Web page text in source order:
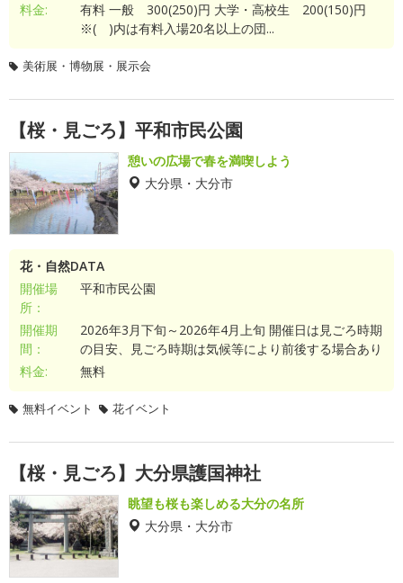
料金:
有料 一般 300(250)円 大学・高校生 200(150)円
※( )内は有料入場20名以上の団...
美術展・博物展・展示会
【桜・見ごろ】平和市民公園
憩いの広場で春を満喫しよう
大分県・大分市
花・自然DATA
開催場
所：
平和市民公園
開催期
間：
2026年3月下旬～2026年4月上旬 開催日は見ごろ時期
の目安、見ごろ時期は気候等により前後する場合あり
料金:
無料
無料イベント 花イベント
【桜・見ごろ】大分県護国神社
眺望も桜も楽しめる大分の名所
大分県・大分市